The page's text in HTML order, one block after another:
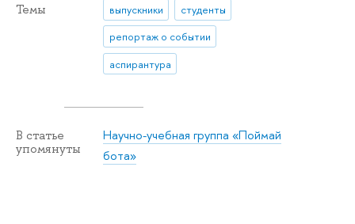
Темы выпускники
студенты
репортаж о событии
аспирантура
В статье
упомянуты
Научно-учебная группа «Поймай
бота»